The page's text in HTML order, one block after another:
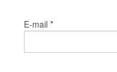
E-mail *